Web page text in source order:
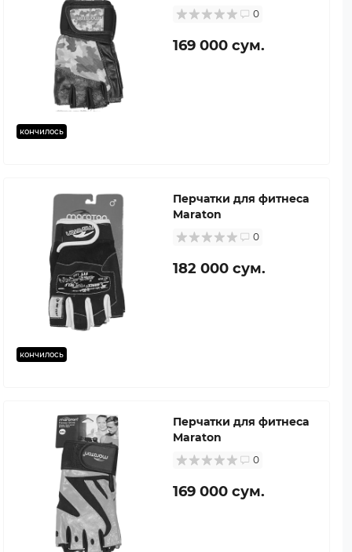
кончилось
0
169 000 сум.
кончилось
Перчатки для фитнеса
Maraton
0
182 000 сум.
Перчатки для фитнеса
Maraton
0
169 000 сум.